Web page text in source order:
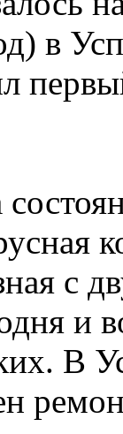
в
с
и
В